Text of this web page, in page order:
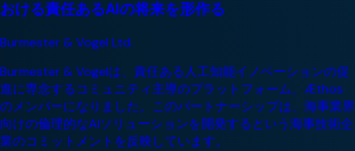
おける責任あるAIの将来を形作る
Burmester & Vogel Ltd.
Burmester & Vogelは、責任ある人工知能イノベーションの促
進に専念するコミュニティ主導のプラットフォーム、Æthos
のメンバーになりました。このパートナーシップは、海事業界
向けの倫理的なAIソリューションを開発するという海事技術企
業のコミットメントを反映しています。